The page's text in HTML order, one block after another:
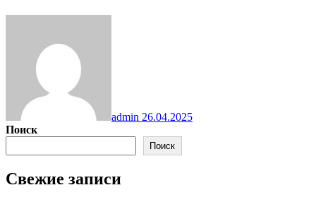
admin 26.04.2025
Поиск
Поиск
Свежие записи